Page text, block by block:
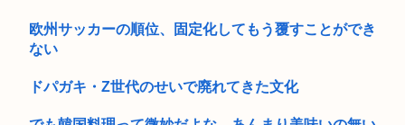
欧州サッカーの順位、固定化してもう覆すことができ
ない
ドパガキ・Z世代のせいで廃れてきた文化